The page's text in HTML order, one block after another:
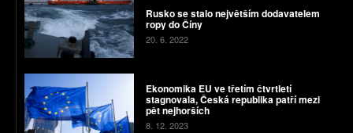
Rusko se stalo největším dodavatelem
ropy do Číny
20. 6. 2022
Ekonomika EU ve třetím čtvrtletí
stagnovala, Česká republika patří mezi
pět nejhorších
8. 12. 2023